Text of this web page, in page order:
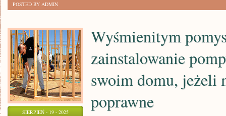
WYTWORNIE
POSTED BY ADMIN
SIERPIEŃ - 19 - 2025
Wyśmienitym
zainstalowanie
swoim domu, jeżeli
poprawne